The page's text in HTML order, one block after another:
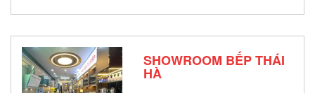
SHOWROOM BẾP THÁI
HÀ